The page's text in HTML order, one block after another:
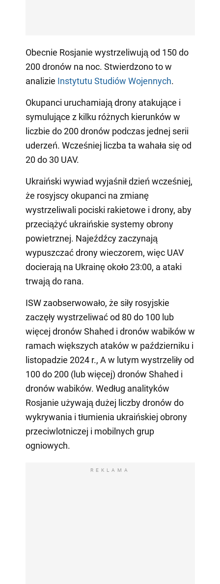
Obecnie Rosjanie wystrzeliwują od 150 do
200 dronów na noc. Stwierdzono to w
analizie Instytutu Studiów Wojennych.
Okupanci uruchamiają drony atakujące i
symulujące z kilku różnych kierunków w
liczbie do 200 dronów podczas jednej serii
uderzeń. Wcześniej liczba ta wahała się od
20 do 30 UAV.
Ukraiński wywiad wyjaśnił dzień wcześniej,
że rosyjscy okupanci na zmianę
wystrzeliwali pociski rakietowe i drony, aby
przeciążyć ukraińskie systemy obrony
powietrznej. Najeźdźcy zaczynają
wypuszczać drony wieczorem, więc UAV
docierają na Ukrainę około 23:00, a ataki
trwają do rana.
ISW zaobserwowało, że siły rosyjskie
zaczęły wystrzeliwać od 80 do 100 lub
więcej dronów Shahed i dronów wabików w
ramach większych ataków w październiku i
listopadzie 2024 r., A w lutym wystrzeliły od
100 do 200 (lub więcej) dronów Shahed i
dronów wabików. Według analityków
Rosjanie używają dużej liczby dronów do
wykrywania i tłumienia ukraińskiej obrony
przeciwlotniczej i mobilnych grup
ogniowych.
REKLAMA